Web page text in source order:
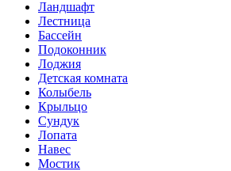
Ландшафт
Лестница
Бассейн
Подоконник
Лоджия
Детская комната
Колыбель
Крыльцо
Сундук
Лопата
Навес
Мостик